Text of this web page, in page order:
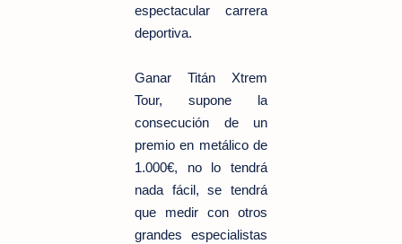
espectacular carrera
deportiva.
Ganar Titán Xtrem
Tour, supone la
consecución de un
premio en metálico de
1.000€, no lo tendrá
nada fácil, se tendrá
que medir con otros
grandes especialistas